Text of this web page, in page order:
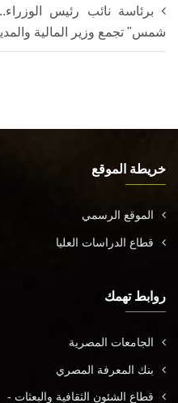
برئاسة نائب رئيس
شمس" تجمع وزير المالية
خريطة الموقع
الموقع الرسمي
قطاع الدراسات العليا
روابط تهمك
الجامعات المصرية
بنك المعرفة المصري
قطاع الشئون الثقافية والبعثات -